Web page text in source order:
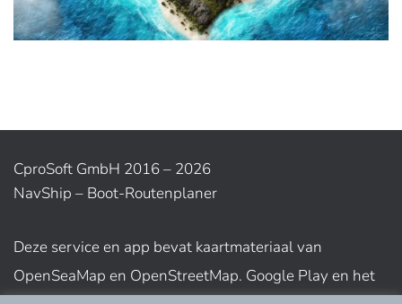
CproSoft GmbH 2016 – 2026
NavShip – Boot-Routenplaner
Deze service en app bevat kaartmateriaal van
OpenSeaMap en OpenStreetMap. Google Play en het